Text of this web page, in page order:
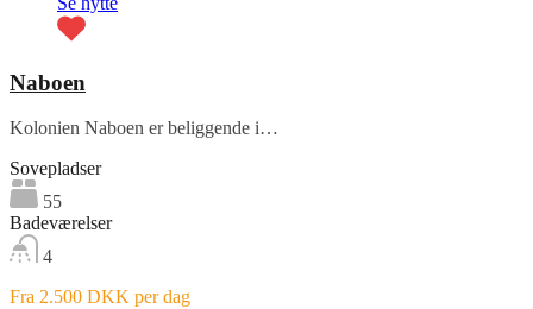
Naboen
Kolonien Naboen er beliggende i…
Sovepladser
55
Badeværelser
4
Fra 2.500 DKK per dag